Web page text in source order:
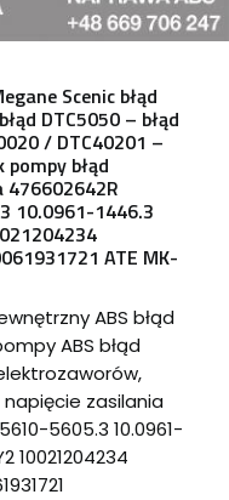
Scenic błąd
DTC5050 – błąd
/ DTC40201 –
błąd
476602642R
10.0961-1446.3
ATE MK-
ABS błąd
ABS błąd
napięcie zasilania
5605.3 10.0961-
10021204234